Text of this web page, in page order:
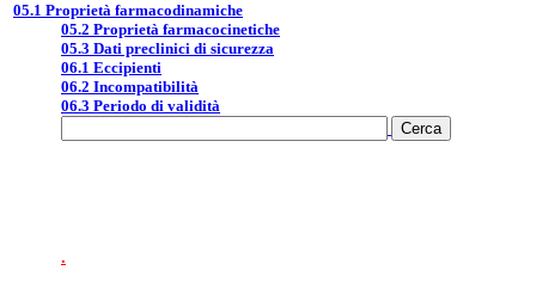
05.1 Proprietà farmacodinamiche
05.2 Proprietà farmacocinetiche
05.3 Dati preclinici di sicurezza
06.1 Eccipienti
06.2 Incompatibilità
06.3 Periodo di validità
.